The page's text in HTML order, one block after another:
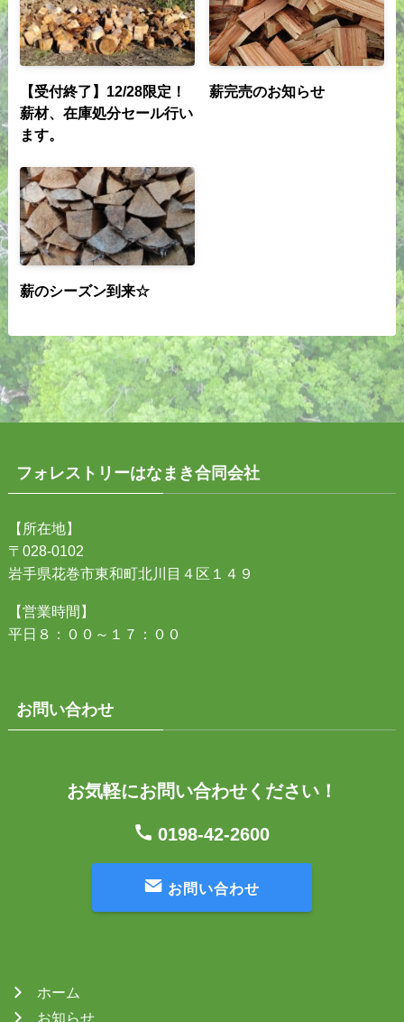
【受付終了】12/28限定！
薪材、在庫処分セール行い
ます。
薪完売のお知らせ
薪のシーズン到来☆
フォレストリーはなまき合同会社
【所在地】
〒028-0102
岩手県花巻市東和町北川目４区１４９
【営業時間】
平日８：００～１７：００
お問い合わせ
お気軽にお問い合わせください！
0198-42-2600
お問い合わせ
ホーム
お知らせ